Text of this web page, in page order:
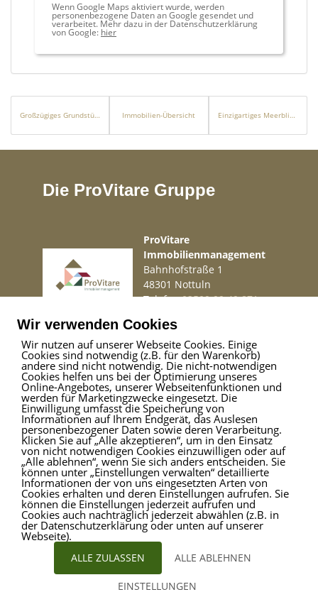
Wenn Google Maps aktiviert wurde, werden
personenbezogene Daten an Google gesendet und
verarbeitet. Mehr dazu in der Datenschutzerklärung
von Google: hier
Großzügiges Grundstück in Algaida Immobilien-Übersicht Einzigartiges Meerblick-Grundstück mit Lizenz und Projekt in Paguera
Die ProVitare Gruppe
ProVitare
Immobilienmanagement
Bahnhofstraße 1
48301 Nottuln
Telefon02509 99 49 871
Impressum|Haftungsausschluss|Datenschutz
ProVitare Commercial
GmbH
Bahnhofstraße 1
48301 Nottuln
Telefon02509 99 49 871
Mailinfo@provitare.de
Wir verwenden Cookies
Wir nutzen auf unserer Webseite Cookies. Einige
Cookies sind notwendig (z.B. für den Warenkorb)
andere sind nicht notwendig. Die nicht-notwendigen
Cookies helfen uns bei der Optimierung unseres
Online-Angebotes, unserer Webseitenfunktionen und
werden für Marketingzwecke eingesetzt. Die
Einwilligung umfasst die Speicherung von
Informationen auf Ihrem Endgerät, das Auslesen
personenbezogener Daten sowie deren Verarbeitung.
Klicken Sie auf „Alle akzeptieren“, um in den Einsatz
von nicht notwendigen Cookies einzuwilligen oder auf
„Alle ablehnen“, wenn Sie sich anders entscheiden. Sie
können unter „Einstellungen verwalten“ detaillierte
Informationen der von uns eingesetzten Arten von
Cookies erhalten und deren Einstellungen aufrufen. Sie
können die Einstellungen jederzeit aufrufen und
Cookies auch nachträglich jederzeit abwählen (z.B. in
der Datenschutzerklärung oder unten auf unserer
Webseite).
ALLE ZULASSEN ALLE ABLEHNEN
EINSTELLUNGEN